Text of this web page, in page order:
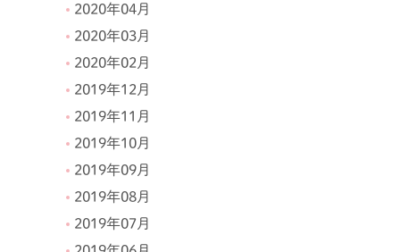
2020年04月
2020年03月
2020年02月
2019年12月
2019年11月
2019年10月
2019年09月
2019年08月
2019年07月